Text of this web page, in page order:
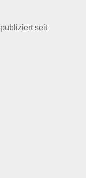
seit